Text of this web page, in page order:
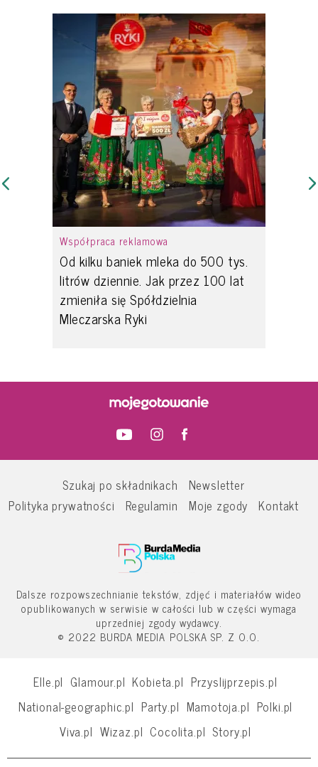
Współpraca reklamowa
Od kilku baniek mleka do 500 tys.
litrów dziennie. Jak przez 100 lat
zmieniła się Spółdzielnia
Mleczarska Ryki
Szukaj po składnikach
Newsletter
Polityka prywatności
Regulamin Moje zgody Kontakt
Dalsze rozpowszechnianie tekstów, zdjęć i materiałów wideo
opublikowanych w serwisie w całości lub w części wymaga
uprzedniej zgody wydawcy.
© 2022 BURDA MEDIA POLSKA SP. Z O.O.
Elle.pl Glamour.pl Kobieta.pl Przyslijprzepis.pl
National-geographic.pl Party.pl Mamotoja.pl Polki.pl
Viva.pl Wizaz.pl Cocolita.pl Story.pl